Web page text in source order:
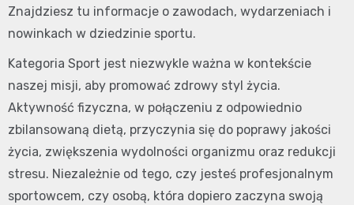
Znajdziesz tu informacje o zawodach, wydarzeniach i
nowinkach w dziedzinie sportu.
Kategoria Sport jest niezwykle ważna w kontekście
naszej misji, aby promować zdrowy styl życia.
Aktywność fizyczna, w połączeniu z odpowiednio
zbilansowaną dietą, przyczynia się do poprawy jakości
życia, zwiększenia wydolności organizmu oraz redukcji
stresu. Niezależnie od tego, czy jesteś profesjonalnym
sportowcem, czy osobą, która dopiero zaczyna swoją